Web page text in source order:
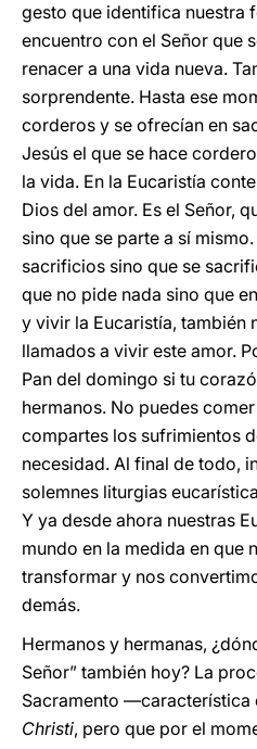
gesto que identifica nuestra
encuentro con el Señor que
renacer a una vida nueva.
sorprendente. Hasta ese
corderos y se ofrecían en
Jesús el que se hace
la vida. En la Eucaristía
Dios del amor. Es el Señor,
sino que se parte a sí
sacrificios sino que se
que no pide nada sino que
y vivir la Eucaristía, también
llamados a vivir este amor.
Pan del domingo si tu
hermanos. No puedes
compartes los sufrimientos
necesidad. Al final de todo,
solemnes liturgias
Y ya desde ahora nuestras
mundo en la medida en que
transformar y nos
demás.
Hermanos y hermanas,
Señor” también hoy? La
Sacramento —característica
Christi, pero que por el